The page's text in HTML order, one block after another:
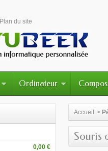
Plan du site
Ordinateur
0,00 €
Accueil >
Souris